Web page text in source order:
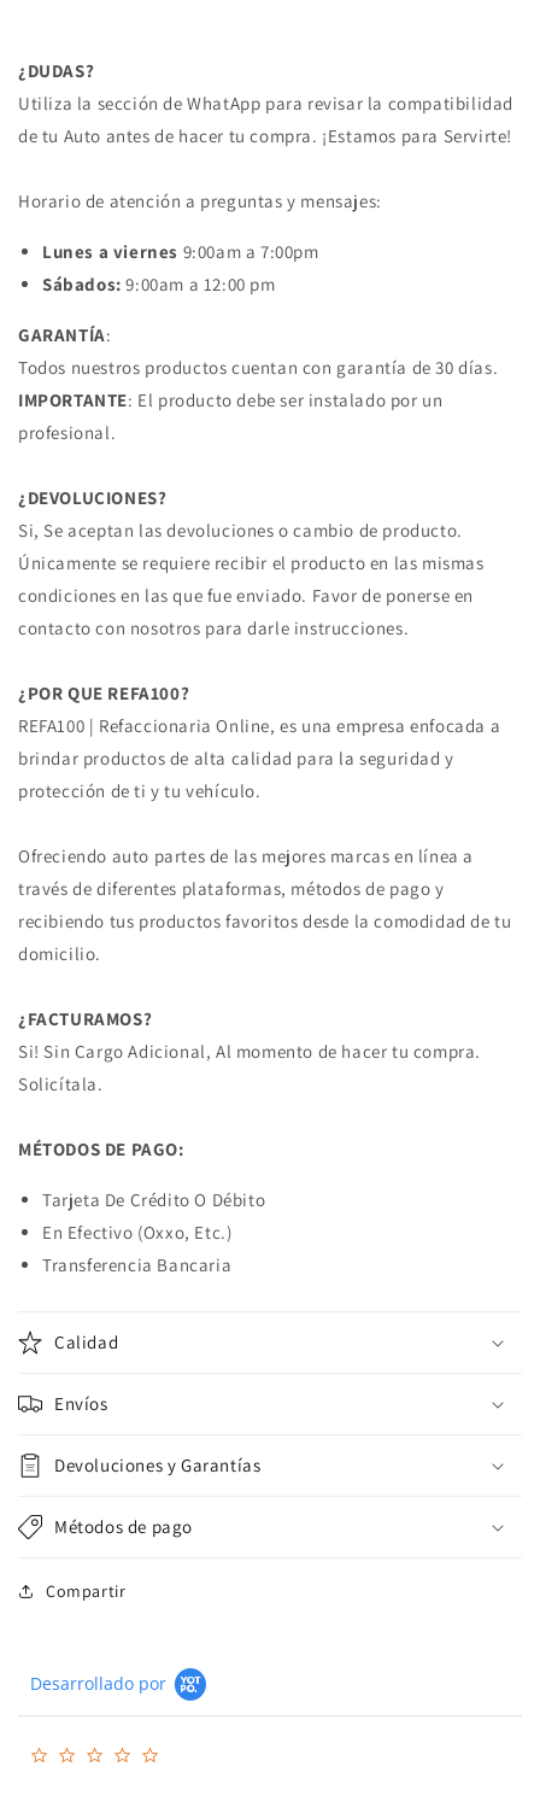
¿DUDAS?
Utiliza la sección de WhatApp para revisar la compatibilidad
de tu Auto antes de hacer tu compra. ¡Estamos para Servirte!
Horario de atención a preguntas y mensajes:
Lunes a viernes 9:00am a 7:00pm
Sábados: 9:00am a 12:00 pm
GARANTÍA:
Todos nuestros productos cuentan con garantía de 30 días.
IMPORTANTE: El producto debe ser instalado por un
profesional.
¿DEVOLUCIONES?
Si, Se aceptan las devoluciones o cambio de producto.
Únicamente se requiere recibir el producto en las mismas
condiciones en las que fue enviado. Favor de ponerse en
contacto con nosotros para darle instrucciones.
¿POR QUE REFA100?
REFA100 | Refaccionaria Online, es una empresa enfocada a
brindar productos de alta calidad para la seguridad y
protección de ti y tu vehículo.
Ofreciendo auto partes de las mejores marcas en línea a
través de diferentes plataformas, métodos de pago y
recibiendo tus productos favoritos desde la comodidad de tu
domicilio.
¿FACTURAMOS?
Si! Sin Cargo Adicional, Al momento de hacer tu compra.
Solicítala.
MÉTODOS DE PAGO:
Tarjeta De Crédito O Débito
En Efectivo (Oxxo, Etc.)
Transferencia Bancaria
Calidad
Envíos
Devoluciones y Garantías
Métodos de pago
Compartir
Desarrollado por